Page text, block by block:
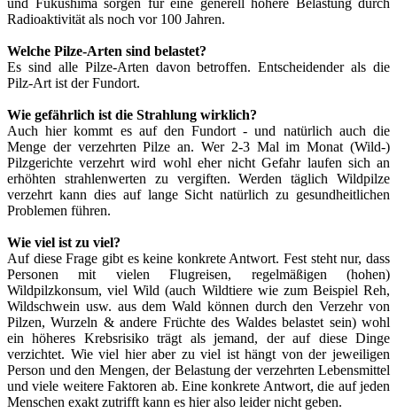
Radioaktivität als noch vor 100 Jahren.
Welche Pilze-Arten sind belastet?
Es sind alle Pilze-Arten davon betroffen. Entscheidender als die
Pilz-Art ist der Fundort.
Wie gefährlich ist die Strahlung wirklich?
Auch hier kommt es auf den Fundort - und natürlich auch die
Menge der verzehrten Pilze an. Wer 2-3 Mal im Monat (Wild-)
Pilzgerichte verzehrt wird wohl eher nicht Gefahr laufen sich an
erhöhten strahlenwerten zu vergiften. Werden täglich Wildpilze
verzehrt kann dies auf lange Sicht natürlich zu gesundheitlichen
Problemen führen.
Wie viel ist zu viel?
Auf diese Frage gibt es keine konkrete Antwort. Fest steht nur, dass
Personen mit vielen Flugreisen, regelmäßigen (hohen)
Wildpilzkonsum, viel Wild (auch Wildtiere wie zum Beispiel Reh,
Wildschwein usw. aus dem Wald können durch den Verzehr von
Pilzen, Wurzeln & andere Früchte des Waldes belastet sein) wohl
ein höheres Krebsrisiko trägt als jemand, der auf diese Dinge
verzichtet. Wie viel hier aber zu viel ist hängt von der jeweiligen
Person und den Mengen, der Belastung der verzehrten Lebensmittel
und viele weitere Faktoren ab. Eine konkrete Antwort, die auf jeden
Menschen exakt zutrifft kann es hier also leider nicht geben.